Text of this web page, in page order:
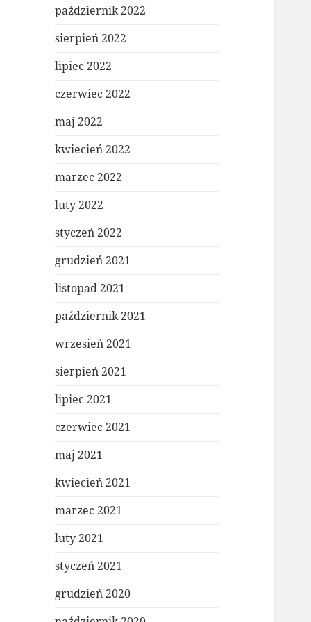
październik 2022
sierpień 2022
lipiec 2022
czerwiec 2022
maj 2022
kwiecień 2022
marzec 2022
luty 2022
styczeń 2022
grudzień 2021
listopad 2021
październik 2021
wrzesień 2021
sierpień 2021
lipiec 2021
czerwiec 2021
maj 2021
kwiecień 2021
marzec 2021
luty 2021
styczeń 2021
grudzień 2020